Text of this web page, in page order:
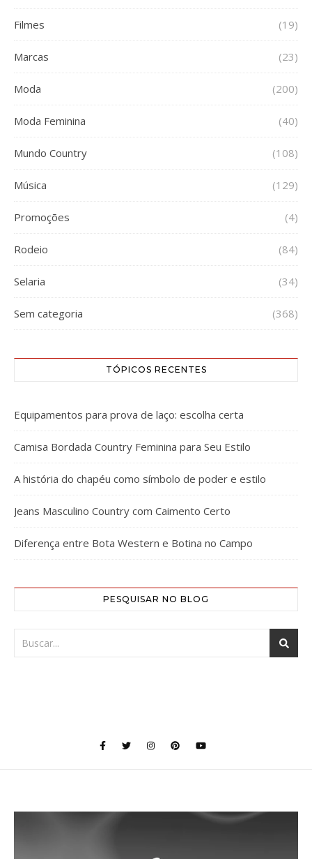
Filmes (19)
Marcas (23)
Moda (200)
Moda Feminina (40)
Mundo Country (108)
Música (129)
Promoções (4)
Rodeio (84)
Selaria (34)
Sem categoria (368)
TÓPICOS RECENTES
Equipamentos para prova de laço: escolha certa
Camisa Bordada Country Feminina para Seu Estilo
A história do chapéu como símbolo de poder e estilo
Jeans Masculino Country com Caimento Certo
Diferença entre Bota Western e Botina no Campo
PESQUISAR NO BLOG